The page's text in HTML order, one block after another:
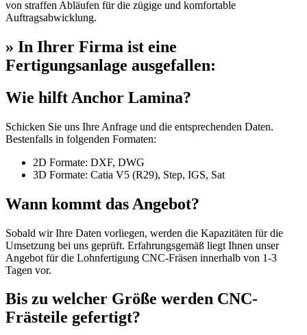
von straffen Abläufen für die zügige und komfortable
Auftragsabwicklung.
» In Ihrer Firma ist eine
Fertigungsanlage ausgefallen:
Wie hilft Anchor Lamina?
Schicken Sie uns Ihre Anfrage und die entsprechenden Daten.
Bestenfalls in folgenden Formaten:
2D Formate: DXF, DWG
3D Formate: Catia V5 (R29), Step, IGS, Sat
Wann kommt das Angebot?
Sobald wir Ihre Daten vorliegen, werden die Kapazitäten für die
Umsetzung bei uns geprüft. Erfahrungsgemäß liegt Ihnen unser
Angebot für die Lohnfertigung CNC-Fräsen innerhalb von 1-3
Tagen vor.
Bis zu welcher Größe werden CNC-
Frästeile gefertigt?